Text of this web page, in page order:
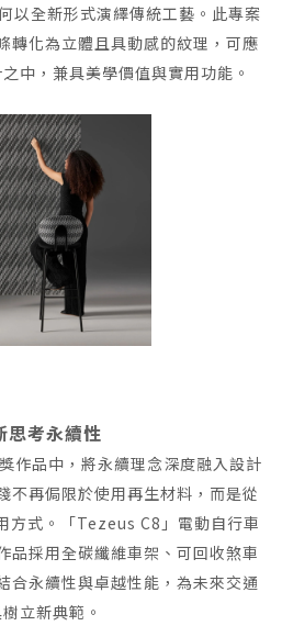
全新形式演繹傳統工藝。此專案
轉化為立體且具動感的紋理，可應
中，兼具美學價值與實用功能。
思考永續性
作品中，將永續理念深度融入設計
不再侷限於使用再生材料，而是從
方式。「Tezeus C8」電動自行車
品採用全碳纖維車架、可回收煞車
合永續性與卓越性能，為未來交通
立新典範。